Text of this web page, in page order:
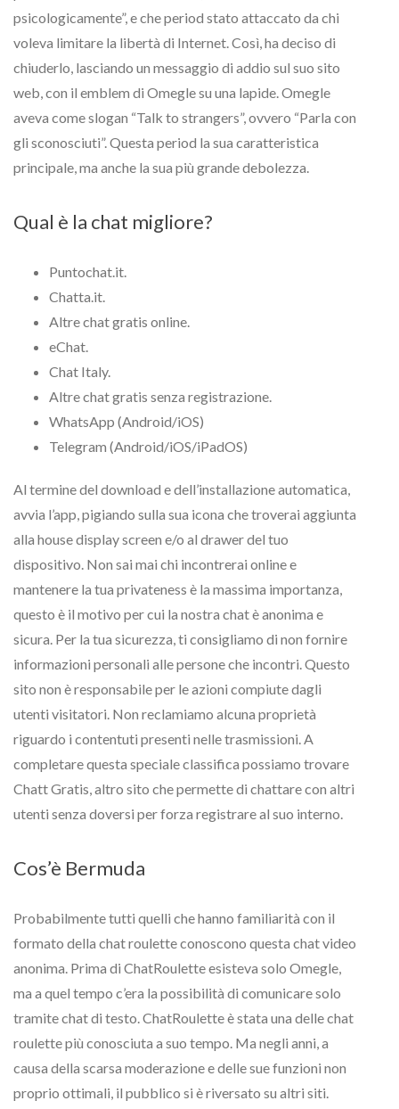
psicologicamente”, e che period stato attaccato da chi
voleva limitare la libertà di Internet. Così, ha deciso di
chiuderlo, lasciando un messaggio di addio sul suo sito
web, con il emblem di Omegle su una lapide. Omegle
aveva come slogan “Talk to strangers”, ovvero “Parla con
gli sconosciuti”. Questa period la sua caratteristica
principale, ma anche la sua più grande debolezza.
Qual è la chat migliore?
Puntochat.it.
Chatta.it.
Altre chat gratis online.
eChat.
Chat Italy.
Altre chat gratis senza registrazione.
WhatsApp (Android/iOS)
Telegram (Android/iOS/iPadOS)
Al termine del download e dell’installazione automatica,
avvia l’app, pigiando sulla sua icona che troverai aggiunta
alla house display screen e/o al drawer del tuo
dispositivo. Non sai mai chi incontrerai online e
mantenere la tua privateness è la massima importanza,
questo è il motivo per cui la nostra chat è anonima e
sicura. Per la tua sicurezza, ti consigliamo di non fornire
informazioni personali alle persone che incontri. Questo
sito non è responsabile per le azioni compiute dagli
utenti visitatori. Non reclamiamo alcuna proprietà
riguardo i contentuti presenti nelle trasmissioni. A
completare questa speciale classifica possiamo trovare
Chatt Gratis, altro sito che permette di chattare con altri
utenti senza doversi per forza registrare al suo interno.
Cos’è Bermuda
Probabilmente tutti quelli che hanno familiarità con il
formato della chat roulette conoscono questa chat video
anonima. Prima di ChatRoulette esisteva solo Omegle,
ma a quel tempo c’era la possibilità di comunicare solo
tramite chat di testo. ChatRoulette è stata una delle chat
roulette più conosciuta a suo tempo. Ma negli anni, a
causa della scarsa moderazione e delle sue funzioni non
proprio ottimali, il pubblico si è riversato su altri siti.